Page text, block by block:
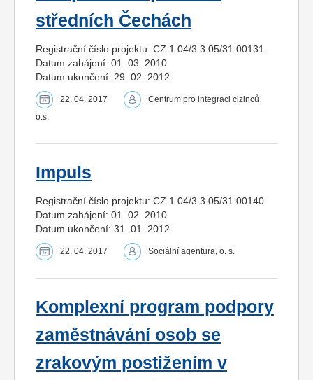
středních Čechách
Registrační číslo projektu: CZ.1.04/3.3.05/31.00131
Datum zahájení: 01. 03. 2010
Datum ukončení: 29. 02. 2012
22. 04. 2017
Centrum pro integraci cizinců
o.s.
Impuls
Registrační číslo projektu: CZ.1.04/3.3.05/31.00140
Datum zahájení: 01. 02. 2010
Datum ukončení: 31. 01. 2012
22. 04. 2017 Sociální agentura, o. s.
Komplexní program podpory
zaměstnávání osob se
zrakovým postižením v